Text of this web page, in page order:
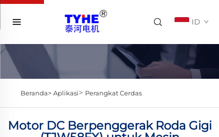
ID
Beranda> Aplikasi> Perangkat Cerdas
Motor DC Berpenggerak Roda Gigi